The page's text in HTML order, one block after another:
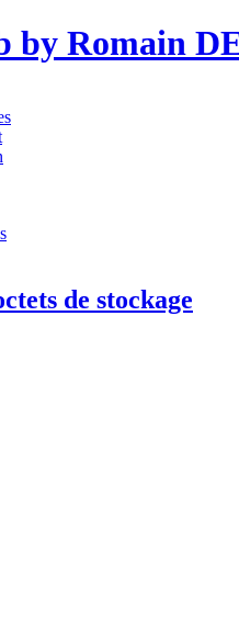
by Romain
de stockage